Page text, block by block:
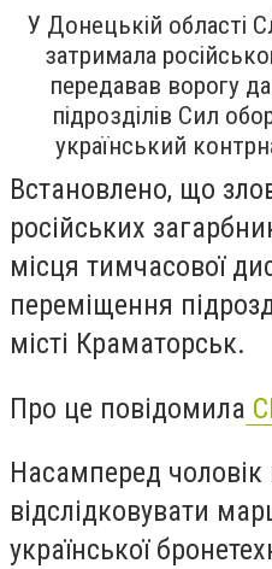
У Донецькій області
затримала
передавав ворогу
підрозділів Сил
український
Встановлено, що
російських
місця тимчасової
переміщення
місті Краматорськ.
Про це повідомила
Насамперед
відслідковувати
української